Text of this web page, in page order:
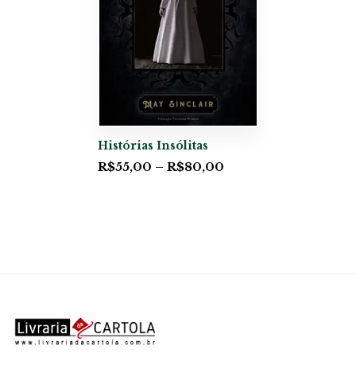
Histórias Insólitas
R$55,00 – R$80,00